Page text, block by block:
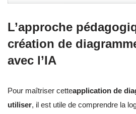
L’approche
création de
avec l’IA
Pour maîtriser cetteapplication de
utiliser, il est utile de comprendre la